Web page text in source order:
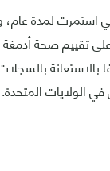
استمرت لمدة
تقييم صحة
بالاستعانة
في الولايات المتحدة.